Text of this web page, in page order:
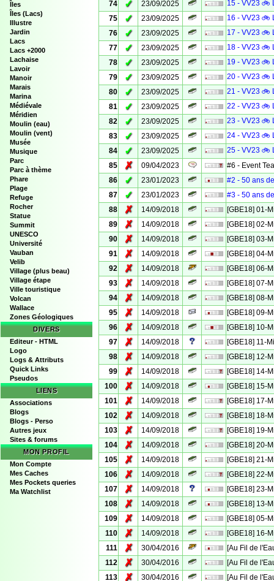
Îles
Îles (Lacs)
Illustre
Jardin
Lacs
Lacs +2000
Lachaise
Lavoir
Manoir
Marais
Marina
Médiévale
Méridien
Moulin (eau)
Moulin (vent)
Musée
Musique
Parc
Parc à thème
Phare
Plage
Refuge
Rocher
Statue
Summit
UNESCO
Université
Vauban
Velib
Village (plus beau)
Village étape
Ville touristique
Volcan
Wallace
Zones Géologiques
DIVERS
Editeur - HTML
Logo
Logs & Attributs
Quick Links
Pseudos
LIENS
Associations
Blogs
Blogs - Perso
Autres jeux
Sites & forums
MON PROFIL
Mon Compte
Mes Caches
Mes Pockets queries
Ma Watchlist
74 ✓ 23/09/2025
15 - VV23 🚲
75
✓ 23/09/2025
16 - VV23 🚲
76
✓ 23/09/2025
17 - VV23 🚲
77
✓ 23/09/2025
18 - VV23 🚲
78
✓ 23/09/2025
19 - VV23 🚲
79
✓ 23/09/2025
20 - VV23 🚲
80
✓ 23/09/2025
21 - VV23 🚲
81
✓ 23/09/2025
22 - VV23 🚲
82
✓ 23/09/2025
23 - VV23 🚲
83
✓ 23/09/2025
24 - VV23 🚲
84
✓ 23/09/2025
25 - VV23 🚲
85
✗ 09/04/2023
#6 - Event
86
✓ 23/01/2023
#2 - 50 ans
87
✓ 23/01/2023
#3 - 50 ans
88
✗ 14/09/2018
[GBE18] 01-
89
✗ 14/09/2018
[GBE18] 02-
90
✗ 14/09/2018
[GBE18] 03-
91
✗ 14/09/2018
[GBE18] 04-
92
✗ 14/09/2018
[GBE18] 06-
93
✗ 14/09/2018
[GBE18] 07-
94
✗ 14/09/2018
[GBE18] 08-
95
✗ 14/09/2018
[GBE18] 09-
96
✗ 14/09/2018
[GBE18] 10-
97
✗ 14/09/2018
[GBE18] 11-
98
✗ 14/09/2018
[GBE18] 12-
99
✗ 14/09/2018
[GBE18] 14-
100
✗ 14/09/2018
[GBE18] 15-
101
✗ 14/09/2018
[GBE18] 17-
102
✗ 14/09/2018
[GBE18] 18-
103
✗ 14/09/2018
[GBE18] 19-
104
✗ 14/09/2018
[GBE18] 20-
105
✗ 14/09/2018
[GBE18] 21-
106
✗ 14/09/2018
[GBE18] 22-
107
✗ 14/09/2018
[GBE18] 23-
108
✗ 14/09/2018
[GBE18] 13-
109
✗ 14/09/2018
[GBE18] 05-
110
✗ 14/09/2018
[GBE18] 16-
111
✗ 30/04/2016
[Au Fil de
112
✗ 30/04/2016
[Au Fil de
113
✗ 30/04/2016
[Au Fil de